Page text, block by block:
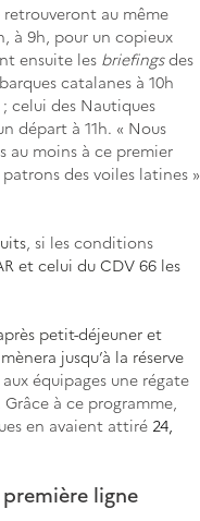
au même
à 9h, pour un copieux
ensuite les briefings des
catalanes à 10h
celui des Nautiques
départ à 11h. « Nous
au moins à ce premier
des voiles latines »,
, si les conditions
et celui du CDV 66 les
petit-déjeuner et
mènera jusqu’à la réserve
équipages une régate
à ce programme,
en avaient attiré 24,
ligne